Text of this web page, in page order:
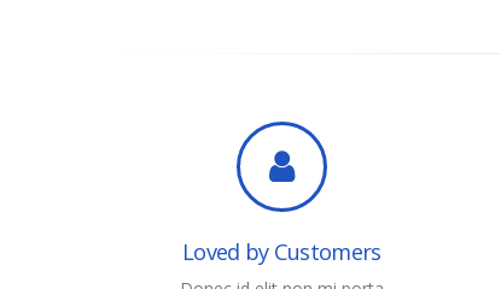
Loved by Customers